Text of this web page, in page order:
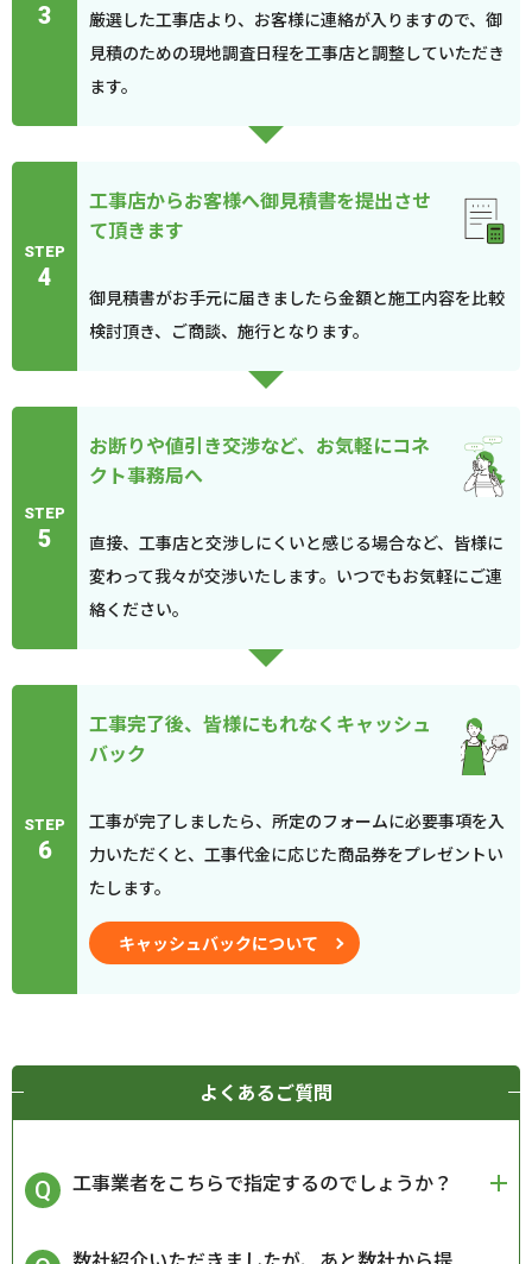
3
厳選した工事店より、お客様に連絡が入りますので、御
見積のための現地調査日程を工事店と調整していただき
ます。
STEP
4
工事店からお客様へ御見積書を提出させ
て頂きます
御見積書がお手元に届きましたら金額と施工内容を比較
検討頂き、ご商談、施行となります。
STEP
5
お断りや値引き交渉など、お気軽にコネ
クト事務局へ
直接、工事店と交渉しにくいと感じる場合など、皆様に
変わって我々が交渉いたします。いつでもお気軽にご連
絡ください。
STEP
6
工事完了後、皆様にもれなくキャッシュ
バック
工事が完了しましたら、所定のフォームに必要事項を入
力いただくと、工事代金に応じた商品券をプレゼントい
たします。
キャッシュバックについて
よくあるご質問
工事業者をこちらで指定するのでしょうか？